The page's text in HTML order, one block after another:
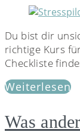
Du bist dir
richtige Kurs
Checkliste
Weiterlesen
Was